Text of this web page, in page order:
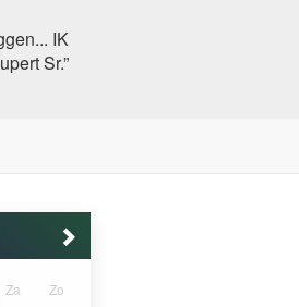
IK
Sr.”
Za Zo